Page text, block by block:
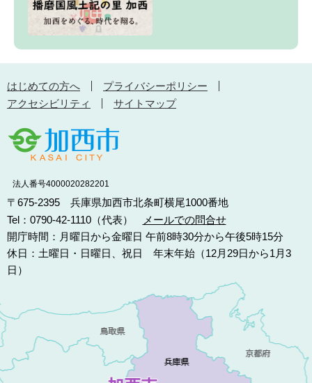
はじめての方へ
プライバシーポリシー
アクセシビリティ
サイトマップ
法人番号4000020282201
〒675-2395 兵庫県加西市北条町横尾1000番地
Tel：0790-42-1110（代表）
メールでの問合せ
開庁時間：月曜日から金曜日 午前8時30分から午後5時15分
休日：土曜日・日曜日、祝日 年末年始（12月29日から1月3
日）